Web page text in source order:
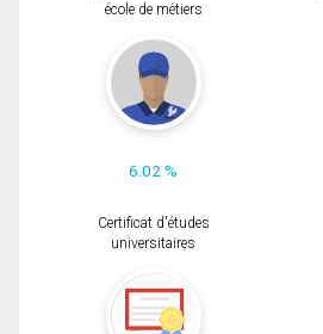
école de métiers
6.02 %
Certificat d'études
universitaires